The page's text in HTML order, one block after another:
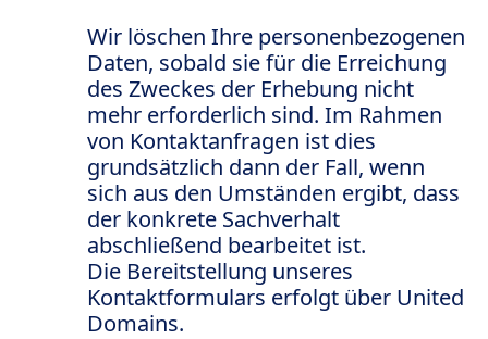
Wir löschen Ihre personenbezogenen
Daten, sobald sie für die Erreichung
des Zweckes der Erhebung nicht
mehr erforderlich sind. Im Rahmen
von Kontaktanfragen ist dies
grundsätzlich dann der Fall, wenn
sich aus den Umständen ergibt, dass
der konkrete Sachverhalt
abschließend bearbeitet ist.
Die Bereitstellung unseres
Kontaktformulars erfolgt über United
Domains.